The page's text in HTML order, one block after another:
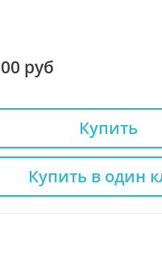
руб
Купить
Купить в один